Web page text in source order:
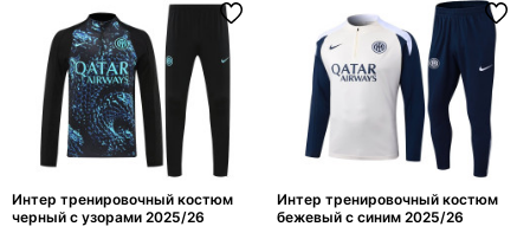
Интер тренировочный костюм
черный с узорами 2025/26
Интер тренировочный костюм
бежевый с синим 2025/26